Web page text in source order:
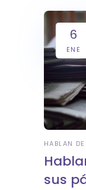
6
ENE
HABLAN
sus